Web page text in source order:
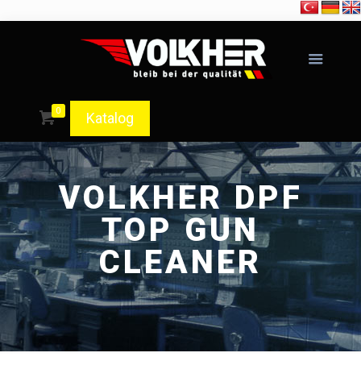
0 Katalog
VOLKHER DPF
TOP GUN
CLEANER